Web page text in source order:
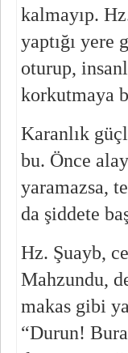
kalmayıp.
yaptığı yere
oturup,
korkutmaya
Karanlık
bu. Önce
yaramazsa,
da şiddete
Hz. Şuayb,
Mahzundu,
makas gibi
“Durun!